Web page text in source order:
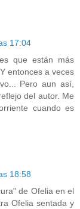
17:04
que están más
entonces a veces
Pero aun así,
del autor. Me
cuando es
18:58
de Ofelia en el
Ofelia sentada y